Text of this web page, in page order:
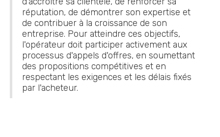
réputation, de démontrer son expertise et
de contribuer à la croissance de son
entreprise. Pour atteindre ces objectifs,
l'opérateur doit participer activement aux
processus d'appels d'offres, en soumettant
des propositions compétitives et en
respectant les exigences et les délais fixés
par l'acheteur.